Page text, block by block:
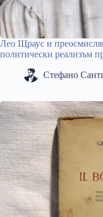
Лео Щраус и
политически реализъм
Стефано